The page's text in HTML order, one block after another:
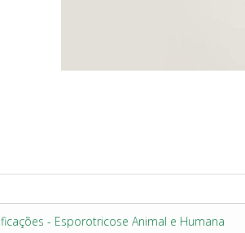
- Esporotricose Animal e Humana